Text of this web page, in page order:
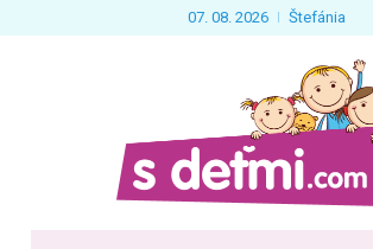
07. 08. 2026 Štefánia